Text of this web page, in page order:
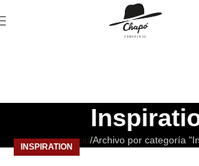
Inicio Archivo por categoría
INSPIRATION